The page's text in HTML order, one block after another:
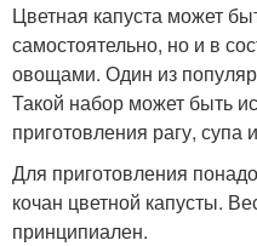
Цветная капуста может
самостоятельно, но и в
овощами. Один из
Такой набор может быть
приготовления рагу, супа
Для приготовления
кочан цветной капусты.
принципиален.